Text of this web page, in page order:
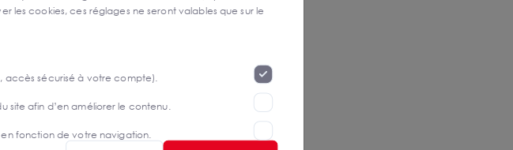
par
les cookies, ces réglages ne seront valables que sur le
accès sécurisé à votre compte).
afin d’en améliorer le contenu.
en fonction de votre navigation.